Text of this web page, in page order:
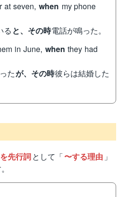
at seven, when my phone
る と、その時電話が鳴った。
in June, when they had
たが、その時彼らは結婚した
先行詞として「〜する理由 」